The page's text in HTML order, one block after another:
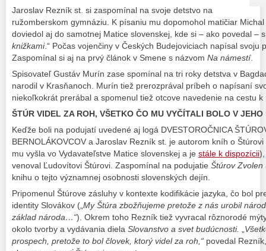
Jaroslav Rezník st. si zaspomínal na svoje detstvo na
ružomberskom gymnáziu. K písaniu mu dopomohol matičiar
doviedol aj do samotnej Matice slovenskej, kde si – ako povedal –
knižkami.“ Počas vojenčiny v Českých Budejoviciach napísal svoju
Zaspomínal si aj na prvý článok v Smene s názvom Na námestí.
Spisovateľ Gustáv Murín zase spomínal na tri roky detstva v
narodil v Krasňanoch. Murín tiež prerozprával príbeh o napísaní
niekoľkokrát prerábal a spomenul tiež otcove navedenie na cestu
ŠTÚR VIDEL ZA ROH, VŠETKO ČO MU VYČÍTALI BOLO V JEHO
Keďže boli na podujatí uvedené aj logá DVESTOROČNICA
BERNOLÁKOVCOV a Jaroslav Rezník st. je autorom kníh o
mu vyšla vo Vydavateľstve Matice slovenskej a je stále k dispozícii
venoval Ľudovítovi Štúrovi. Zaspomínal na podujatie Štúrov Zvolen
knihu o tejto významnej osobnosti slovenských dejín.
Pripomenul Štúrove zásluhy v kontexte kodifikácie jazyka, čo bol
identity Slovákov („My Štúra zbožňujeme pretože z nás urobil
základ národa…“). Okrem toho Rezník tiež vyvracal rôznorodé
okolo tvorby a vydávania diela Slovanstvo a svet budúcnosti. „
prospech, pretože to bol človek, ktorý videl za roh,“ povedal